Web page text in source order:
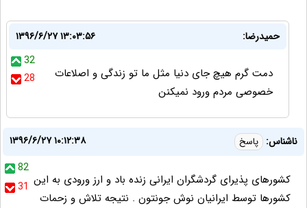
حمیدرضا:
۱۳۹۶/۶/۲۷ ۱۳:۰۳:۵۶
32
28
دمت گرم هیچ جای دنیا مثل ما تو زندگی و اصلاعات
خصوصی مردم ورود نمیکنن
ناشناس: پاسخ
۱۳۹۶/۶/۲۷ ۱۰:۱۲:۳۸
82
31 کشورهای پذیرای گردشگران ایرانی زنده باد و ارز ورودی به این
کشورها توسط ایرانیان نوش جونتون . نتیجه تلاش و زحمات